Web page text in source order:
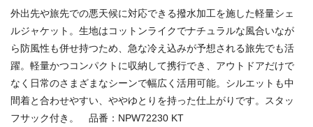
外出先や旅先での悪天候に対応できる撥水加工を施した軽量シェ
ルジャケット。生地はコットンライクでナチュラルな風合いなが
ら防風性も併せ持つため、急な冷え込みが予想される旅先でも活
躍。軽量かつコンパクトに収納して携行でき、アウトドアだけで
なく日常のさまざまなシーンで幅広く活用可能。シルエットも中
間着と合わせやすい、ややゆとりを持った仕上がりです。スタッ
フサック付き。 品番：NPW72230 KT